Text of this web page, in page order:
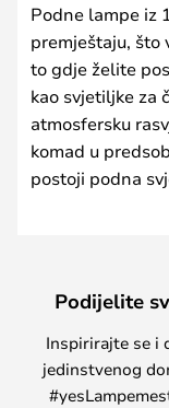
Podne lampe iz
premještaju, što
to gdje želite
kao svjetiljke za
atmosfersku
komad u
postoji podna
Podijelite
Inspirirajte se i
jedinstvenog